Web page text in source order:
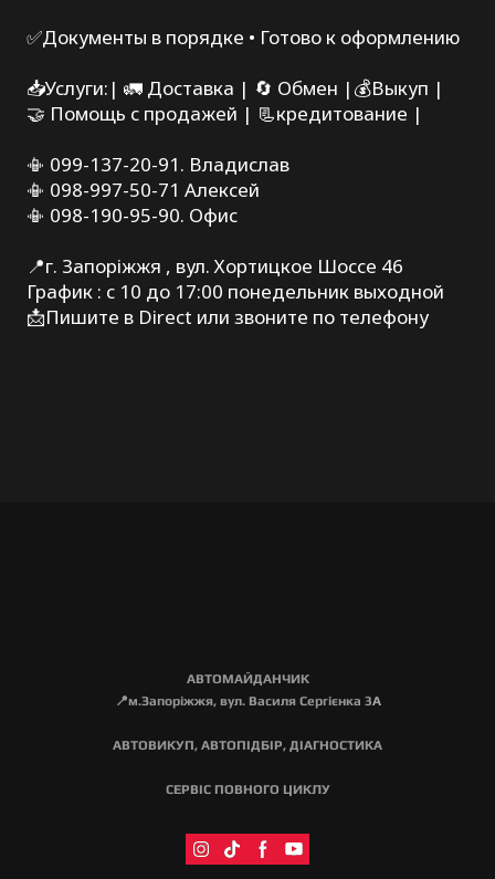
✅Документы в порядке • Готово к оформлению
📥Услуги:| 🚛 Доставка | 🔄 Обмен |💰Выкуп |
🤝 Помощь с продажей | 📃кредитование |
📳 099-137-20-91. Владислав
📳 098-997-50-71 Алексей
📳 098-190-95-90. Офис
📍г. Запоріжжя , вул. Хортицкое Шоссе 46
График : с 10 до 17:00 понедельник выходной
📩Пишите в Direct или звоните по телефону
АВТОМАЙДАНЧИК
📍м.Запоріжжя, вул. Василя Сергієнка 3А
АВТОВИКУП, АВТОПІДБІР, ДІАГНОСТИКА
СЕРВІС ПОВНОГО ЦИКЛУ